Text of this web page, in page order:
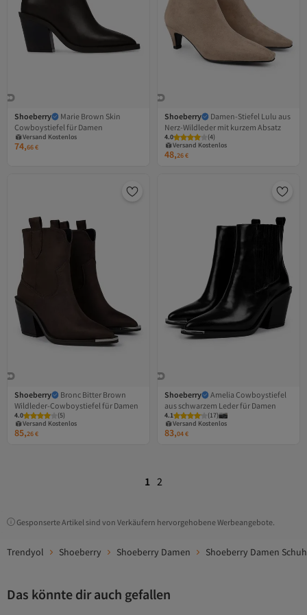
Shoeberry
Marie Brown Skin
Cowboystiefel für Damen
Versand Kostenlos
Gratis Versand
Versand Kostenlos
74,66€
Shoeberry
Damen-Stiefel Lulu aus
Nerz-Wildleder mit kurzem Absatz
4.0 (4)
Versand Kostenlos
Gratis Versand
Versand Kostenlos
48,26€
Shoeberry
Bronc Bitter Brown
Wildleder-Cowboystiefel für Damen
4.0 (5)
Versand Kostenlos
Gratis Versand
Versand Kostenlos
85,26€
Shoeberry
Amelia Cowboystiefel
aus schwarzem Leder für Damen
4.1 (17)
Versand Kostenlos
Gratis Versand
Versand Kostenlos
83,04€
1 2
Gesponserte Artikel sind von Verkäufern hervorgehobene Werbeangebote.
Trendyol Shoeberry Shoeberry Damen Shoeberry Damen
Das könnte dir auch gefallen